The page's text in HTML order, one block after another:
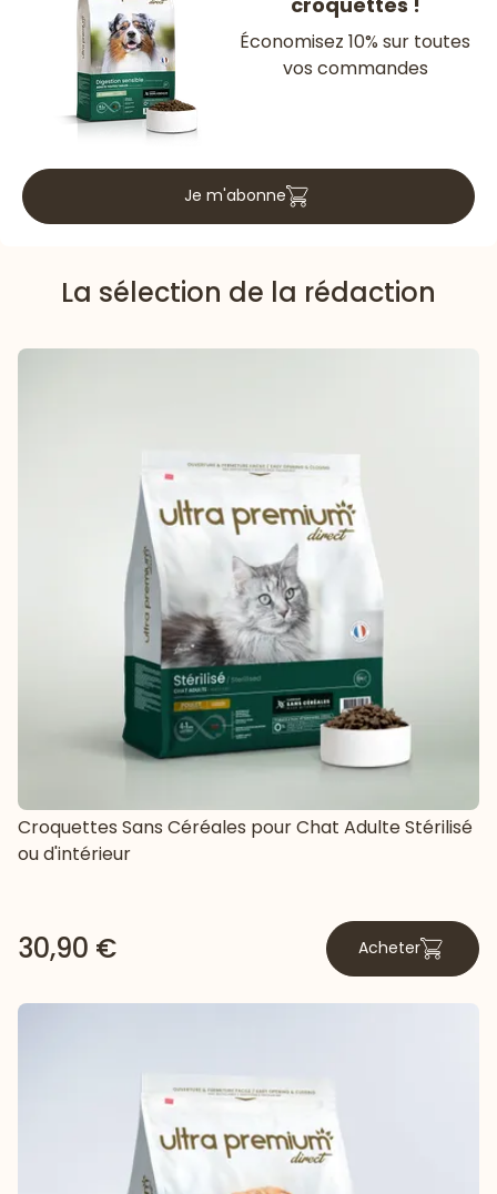
Économisez 10% sur toutes
vos commandes
Je m'abonne
La sélection de la rédaction
Croquettes Sans Céréales pour Chat Adulte Stérilisé
ou d'intérieur
30,90 € Acheter